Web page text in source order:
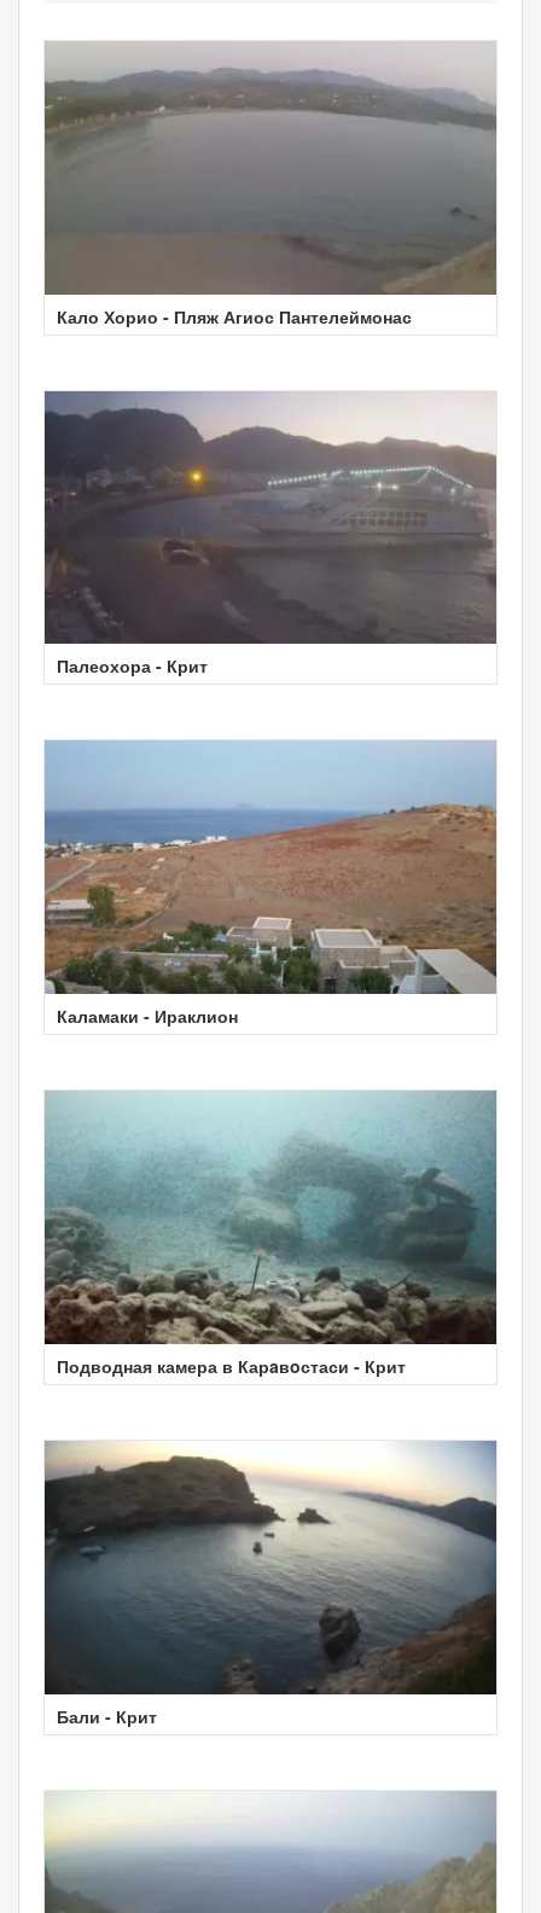
Кало Хорио - Пляж Агиос Пантелеймонас
Палеохора - Крит
Каламаки - Ираклион
Подводная камера в Карaвoстаси - Крит
Бали - Крит